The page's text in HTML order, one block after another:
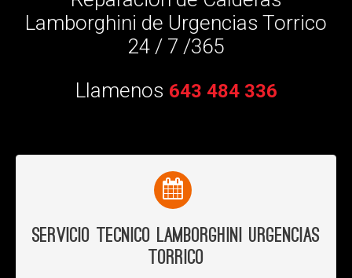
Lamborghini de Urgencias Torrico
24 / 7 /365
Llamenos 643 484 336
Servicio Tecnico Lamborghini Urgencias
Torrico